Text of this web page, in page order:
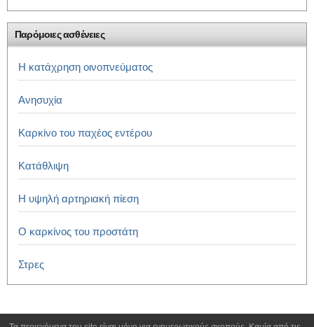
Παρόμοιες ασθένειες
Η κατάχρηση οινοπνεύματος
Ανησυχία
Καρκίνο του παχέος εντέρου
Κατάθλιψη
Η υψηλή αρτηριακή πίεση
Ο καρκίνος του προστάτη
Στρες